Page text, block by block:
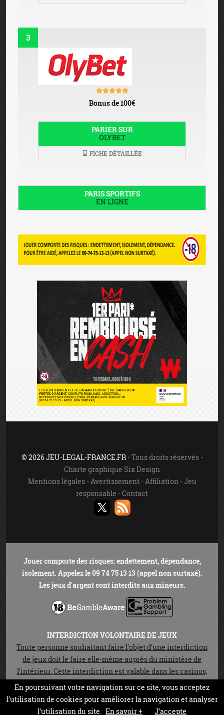
3
Bonus de 100€
PARIER SUR
OLYBET
FICHE DÉTAILLÉE
PARIS SPORTIFS
EN LIGNE
© 2026 JEU-LEGAL-FRANCE.FR- Tous droits réservés -
Charte graphique Six Design
Mentions légales- Avertissement- Affiliation -Jeu
responsable -Contact
Jouer comporte des risques: endettement, dépendance,
isolement. Appelez le 09 74 75 13 13 (appel non surtaxé).
Les jeux d'argent sont interdits aux mineurs.
INTERDICTION VOLONTAIRE DE JEUX
Toute personne souhaitant faire l’objet d’une interdiction
de jeux doit le faire elle-même auprès du ministère de
l’intérieur. Cette interdiction est valable dans les casinos,
les cercles de jeux et sur les sites de jeux en ligne autorisés
en vertu de la loi n°2010-476 du 12 mai 2010. Elle est
prononcée pour une durée de trois ans non réductible.
En poursuivant votre navigation sur ce site, vous acceptez
l’utilisation de cookies pour améliorer la navigation et analyser
l’utilisation du site. En savoir + J’accepte